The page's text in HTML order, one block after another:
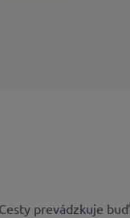
prevádzkuje buď